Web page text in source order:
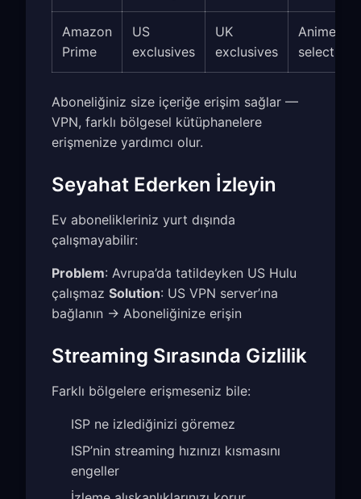
Amazon
Prime
US
exclusives
UK
exclusives
Anime
selection
Aboneliğiniz size içeriğe erişim sağlar —
VPN, farklı bölgesel kütüphanelere
erişmenize yardımcı olur.
Seyahat Ederken İzleyin
Ev abonelikleriniz yurt dışında
çalışmayabilir:
Problem: Avrupa’da tatildeyken US Hulu
çalışmaz Solution: US VPN server’ına
bağlanın → Aboneliğinize erişin
Streaming Sırasında Gizlilik
Farklı bölgelere erişmeseniz bile:
ISP ne izlediğinizi göremez
ISP’nin streaming hızınızı kısmasını
engeller